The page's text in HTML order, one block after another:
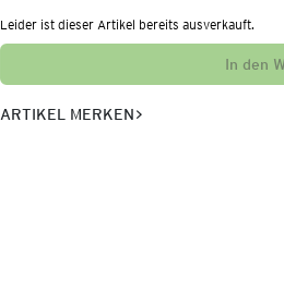
Leider ist dieser Artikel bereits ausverkauft.
In den
ARTIKEL MERKEN